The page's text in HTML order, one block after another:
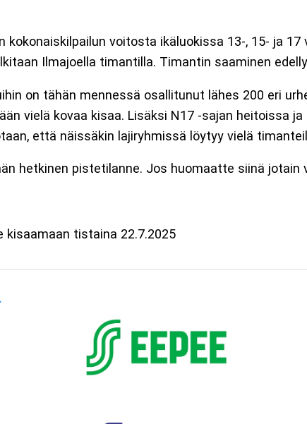
kokonaiskilpailun voitosta ikäluokissa 13-, 15- ja
Ilmajoella timantilla. Timantin saaminen
on tähän mennessä osallitunut lähes 200 eri
vielä kovaa kisaa. Lisäksi N17 -sajan heitoissa
että näissäkin lajiryhmissä löytyy vielä
hetkinen pistetilanne. Jos huomaatte siinä jotain
kisaamaan tistaina 22.7.2025